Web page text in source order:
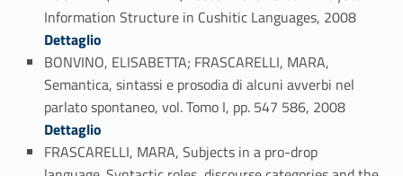
Information Structure in Cushitic Languages, 2008Link identifier #identifier_person_163119-66
Dettaglio
BONVINO, ELISABETTA; FRASCARELLI, MARA,
Semantica, sintassi e prosodia di alcuni avverbi nel
parlato spontaneo, vol. Tomo I, pp. 547 586, 2008Link identifier #identifier_person_17889-67
Dettaglio
FRASCARELLI, MARA, Subjects in a pro-drop